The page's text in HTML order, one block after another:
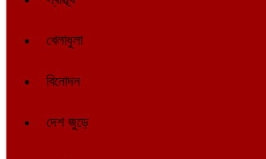
খেলাধুলা
বিনোদন
দেশ জুড়ে